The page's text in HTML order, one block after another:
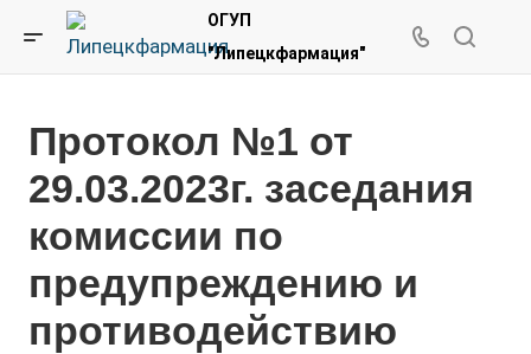
ОГУП
"Липецкфармация"
Протокол №1 от
29.03.2023г. заседания
комиссии по
предупреждению и
противодействию